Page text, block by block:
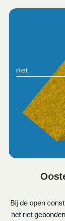
Bij de open
het riet